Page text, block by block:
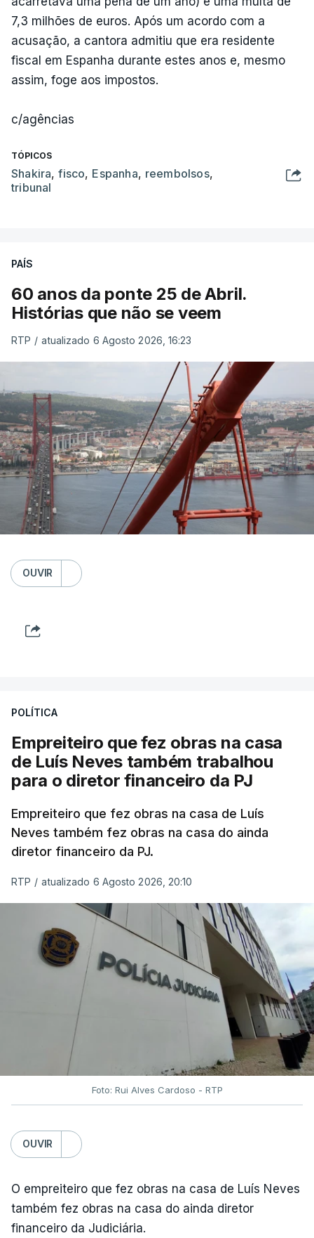
7,3 milhões de euros. Após um acordo com a
acusação, a cantora admitiu que era residente
fiscal em Espanha durante estes anos e, mesmo
assim, foge aos impostos.
c/agências
TÓPICOS
Shakira,fisco, Espanha, reembolsos,
tribunal
PAÍS
60 anos da ponte 25 de Abril.
Histórias que não se veem
RTP / atualizado 6 Agosto 2026, 16:23
OUVIR
POLÍTICA
Empreiteiro que fez obras na casa
de Luís Neves também trabalhou
para o diretor financeiro da PJ
Empreiteiro que fez obras na casa de Luís
Neves também fez obras na casa do ainda
diretor financeiro da PJ.
RTP / atualizado 6 Agosto 2026, 20:10
Foto: Rui Alves Cardoso - RTP
OUVIR
O empreiteiro que fez obras na casa de Luís Neves
também fez obras na casa do ainda diretor
financeiro da Judiciária.